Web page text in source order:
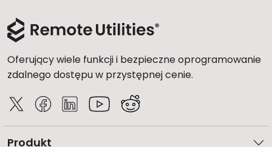
Oferujący wiele funkcji i bezpieczne oprogramowanie
zdalnego dostępu w przystępnej cenie.
Produkt